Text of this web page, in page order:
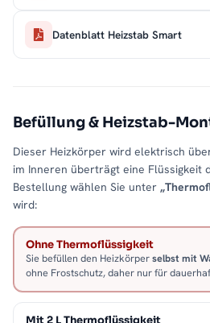
Datenblatt Heizstab Smart
Befüllung & Heizstab-
Dieser Heizkörper wird elektrisch
im Inneren überträgt eine Flüssigkeit
Bestellung wählen Sie unter
wird:
Ohne Thermoflüssigkeit
Sie befüllen den Heizkörperselbst mit
ohne Frostschutz, daher nur für